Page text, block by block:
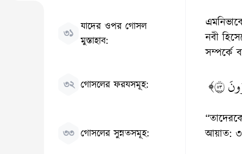
৩১
যাদের ওপর গোসল
মুস্তাহাব:
৩২ গোসলের ফরযসমূহ:
৩৩ গোসলের সুন্নতসমূহ:
নবী
সম্পর্কে
আয়াত: